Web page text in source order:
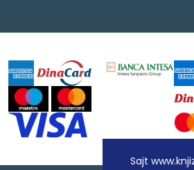
Sajt